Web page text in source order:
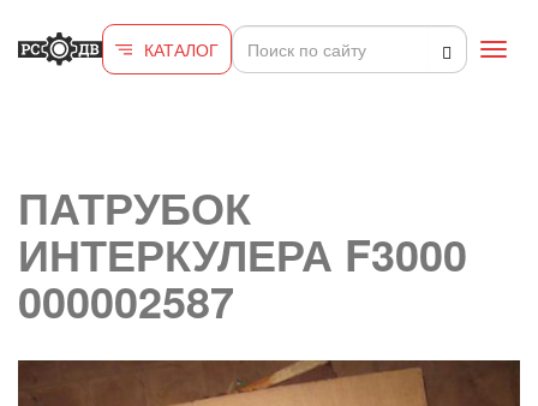
КАТАЛОГ
ПАТРУБОК
ИНТЕРКУЛЕРА F3000
000002587